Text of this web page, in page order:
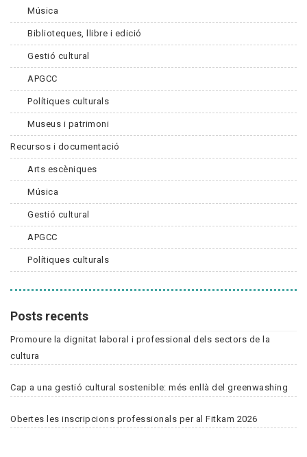
Música
Biblioteques, llibre i edició
Gestió cultural
APGCC
Polítiques culturals
Museus i patrimoni
Recursos i documentació
Arts escèniques
Música
Gestió cultural
APGCC
Polítiques culturals
Posts recents
Promoure la dignitat laboral i professional dels sectors de la
cultura
Cap a una gestió cultural sostenible: més enllà del greenwashing
Obertes les inscripcions professionals per al Fitkam 2026